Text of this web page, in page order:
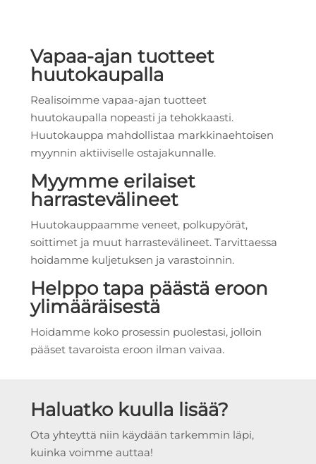
Vapaa-ajan tuotteet
huutokaupalla
Realisoimme vapaa-ajan tuotteet
huutokaupalla nopeasti ja tehokkaasti.
Huutokauppa mahdollistaa markkinaehtoisen
myynnin aktiiviselle ostajakunnalle.
Myymme erilaiset
harrastevälineet
Huutokauppaamme veneet, polkupyörät,
soittimet ja muut harrastevälineet. Tarvittaessa
hoidamme kuljetuksen ja varastoinnin.
Helppo tapa päästä eroon
ylimääräisestä
Hoidamme koko prosessin puolestasi, jolloin
pääset tavaroista eroon ilman vaivaa.
Haluatko kuulla lisää?
Ota yhteyttä niin käydään tarkemmin läpi,
kuinka voimme auttaa!